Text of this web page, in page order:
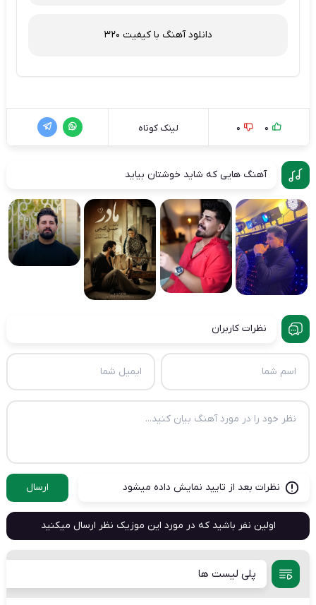
دانلود آهنگ با کیفیت 320
0
0 لینک کوتاه
آهنگ هایی که شاید خوشتان بیاید
نظرات کاربران
نظرات بعد از تایید نمایش داده میشود ارسال
اولین نفر باشید که در مورد این موزیک نظر ارسال میکنید
پلی لیست ها